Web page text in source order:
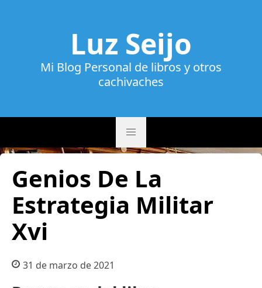
Luz Seijo
Mi Blog Personal de libros y otros
cachivaches
Genios De La
Estrategia Militar
Xvi
31 de marzo de 2021